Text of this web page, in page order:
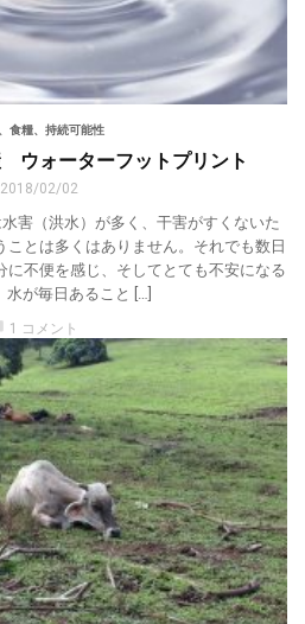
食糧、持続可能性
ウォーターフットプリント
2018/02/02
害（洪水）が多く、干害がすくないた
とは多くはありません。それでも数日
に不便を感じ、そしてとても不安になる
水が毎日あること […]
1 コメント